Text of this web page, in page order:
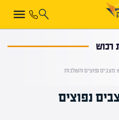
רכוש
מצבים נפוצים והשלכות
נפוצים